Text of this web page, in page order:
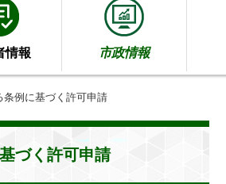
情報 市政情報
例に基づく許可申請
づく許可申請